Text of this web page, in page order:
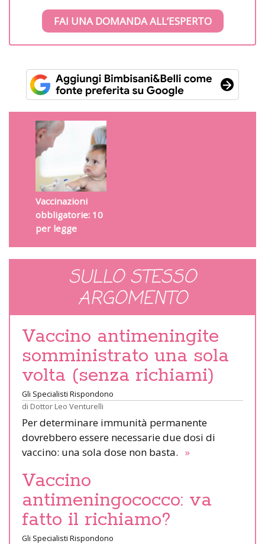
FAI UNA DOMANDA ALL’ESPERTO
Vaccinazioni
obbligatorie: 10
per legge
SULLO STESSO
ARGOMENTO
Vaccino antimeningite
somministrato una sola
volta (senza richiami)
Gli Specialisti Rispondono
di Dottor Leo Venturelli
Per determinare immunità permanente
dovrebbero essere necessarie due dosi di
vaccino: una sola dose non basta. »
Vaccino
antimeningococco: va
fatto il richiamo?
Gli Specialisti Rispondono